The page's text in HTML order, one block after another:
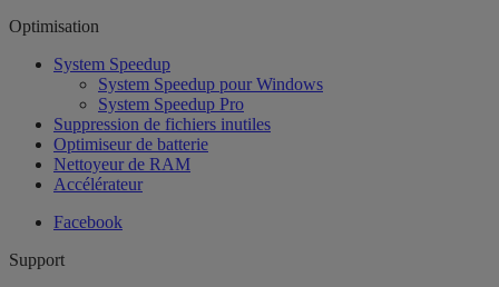
Optimisation
System Speedup
System Speedup pour Windows
System Speedup Pro
Suppression de fichiers inutiles
Optimiseur de batterie
Nettoyeur de RAM
Accélérateur
Facebook
Support